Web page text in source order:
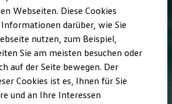
Pro
Interface Data
Pathfinder
Software Updates
für Besitzer
und Sicherheitssysteme
und Ölverdünnung
Webseiten. Diese Cookies
darüber, wie Sie
nutzen, zum Beispiel,
Sie am meisten besuchen oder
auf der Seite bewegen. Der
Cookies ist es, Ihnen für Sie
und an Ihre Interessen